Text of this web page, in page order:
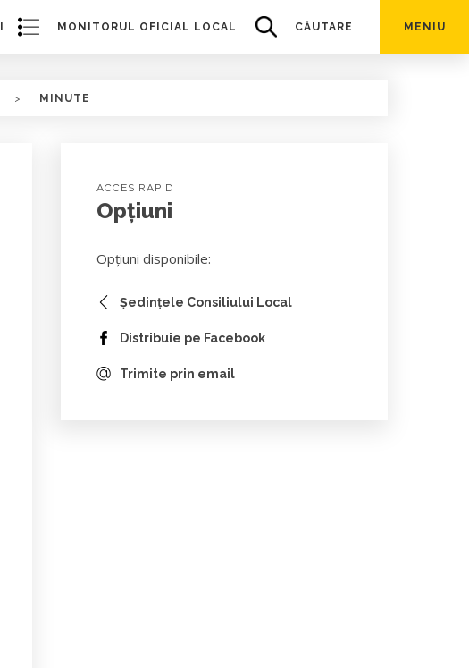
MONITORUL OFICIAL LOCAL CĂUTARE MENIU
> MINUTE
ACCES RAPID
Opțiuni
Opțiuni disponibile:
Ședințele Consiliului Local
Distribuie pe Facebook
Trimite prin email